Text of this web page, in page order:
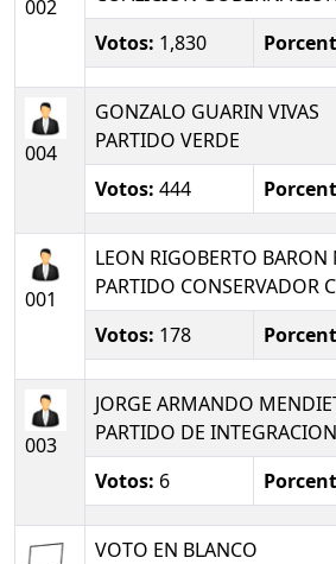
002
Votos: 1,830
004
GONZALO GUARIN VIVAS
PARTIDO VERDE
Votos: 444
001
LEON RIGOBERTO BARON
PARTIDO CONSERVADOR
Votos: 178
003
JORGE ARMANDO
PARTIDO DE
Votos: 6
VOTO EN BLANCO